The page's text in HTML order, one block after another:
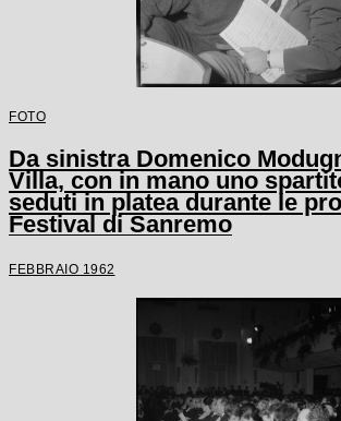
FOTO
Da sinistra Domenico
Villa, con in mano uno
seduti in platea durante le
Festival di Sanremo
FEBBRAIO 1962